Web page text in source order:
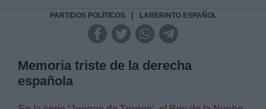
PARTIDOS POLÍTICOS LABERINTO ESPAÑOL
Memoria triste de la derecha
española